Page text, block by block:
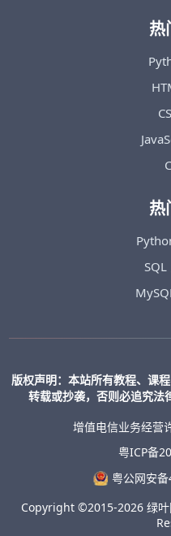
热
热
版权声明：本站所有教程、课
转载或抄袭，否则必追究法
增值电信业务经营
粤ICP备
粤公网安
Copyright ©2015-2026 绿